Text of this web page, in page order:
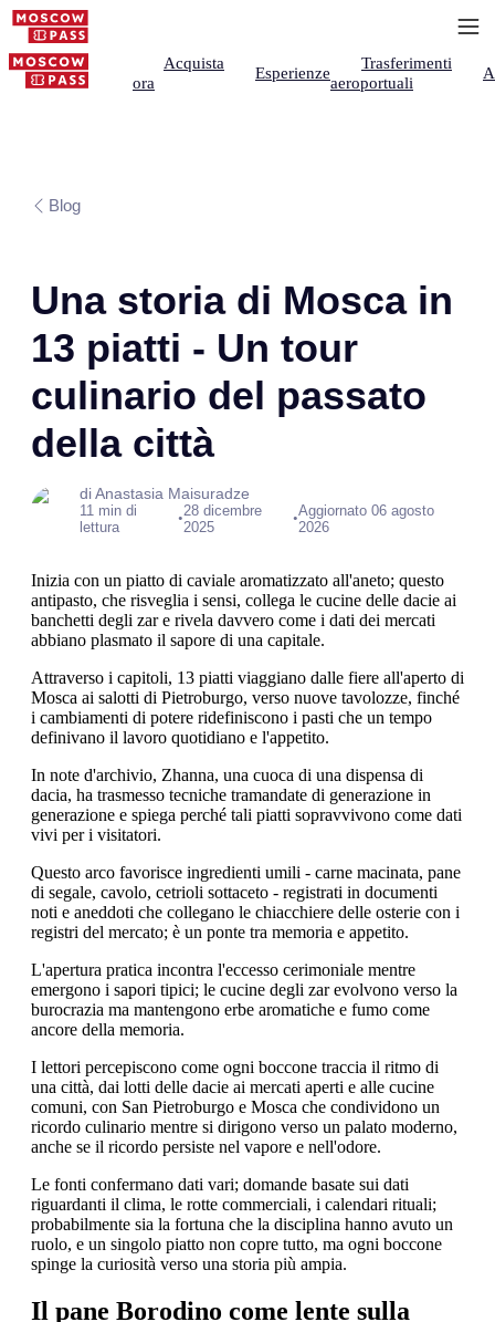
Acquista
ora
Esperienze
Trasferimenti
aeroportuali
Blog
Una storia di Mosca in
13 piatti - Un tour
culinario del passato
della città
di Anastasia Maisuradze
11 min di
lettura
•28 dicembre
2025
•Aggiornato 06 agosto
2026
Inizia con un piatto di caviale aromatizzato all'aneto; questo
antipasto, che risveglia i sensi, collega le cucine delle dacie ai
banchetti degli zar e rivela davvero come i dati dei mercati
abbiano plasmato il sapore di una capitale.
Attraverso i capitoli, 13 piatti viaggiano dalle fiere all'aperto di
Mosca ai salotti di Pietroburgo, verso nuove tavolozze, finché
i cambiamenti di potere ridefiniscono i pasti che un tempo
definivano il lavoro quotidiano e l'appetito.
In note d'archivio, Zhanna, una cuoca di una dispensa di
dacia, ha trasmesso tecniche tramandate di generazione in
generazione e spiega perché tali piatti sopravvivono come dati
vivi per i visitatori.
Questo arco favorisce ingredienti umili - carne macinata, pane
di segale, cavolo, cetrioli sottaceto - registrati in documenti
noti e aneddoti che collegano le chiacchiere delle osterie con i
registri del mercato; è un ponte tra memoria e appetito.
L'apertura pratica incontra l'eccesso cerimoniale mentre
emergono i sapori tipici; le cucine degli zar evolvono verso la
burocrazia ma mantengono erbe aromatiche e fumo come
ancore della memoria.
I lettori percepiscono come ogni boccone traccia il ritmo di
una città, dai lotti delle dacie ai mercati aperti e alle cucine
comuni, con San Pietroburgo e Mosca che condividono un
ricordo culinario mentre si dirigono verso un palato moderno,
anche se il ricordo persiste nel vapore e nell'odore.
Le fonti confermano dati vari; domande basate sui dati
riguardanti il clima, le rotte commerciali, i calendari rituali;
probabilmente sia la fortuna che la disciplina hanno avuto un
ruolo, e un singolo piatto non copre tutto, ma ogni boccone
spinge la curiosità verso una storia più ampia.
Il pane Borodino come lente sulla